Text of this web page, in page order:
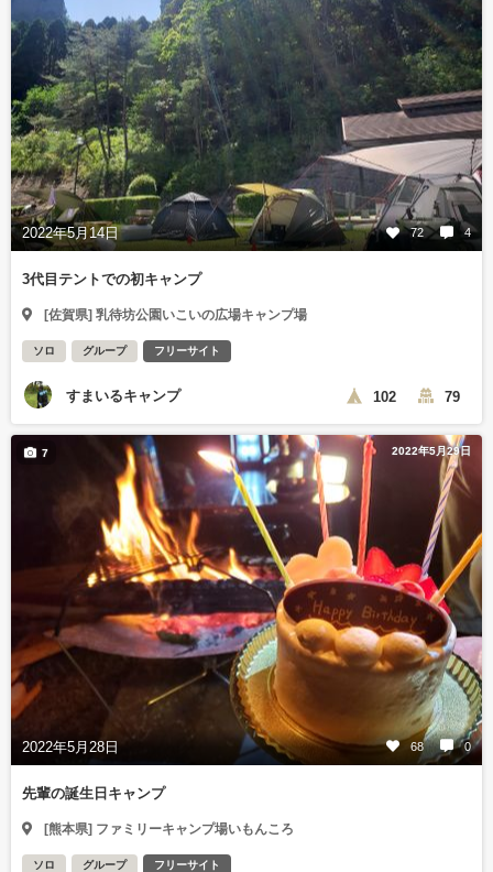
2022年5月14日 72 4
3代目テントでの初キャンプ
[佐賀県] 乳待坊公園いこいの広場キャンプ場
ソロ グループ フリーサイト
すまいるキャンプ 102 79
2022年5月29日
2022年5月28日 68 0
7
先輩の誕生日キャンプ
[熊本県] ファミリーキャンプ場いもんころ
ソロ グループ フリーサイト